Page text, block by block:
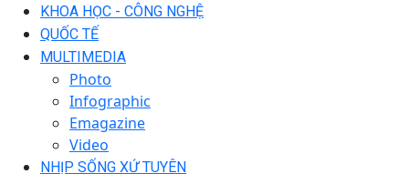
KHOA HỌC - CÔNG NGHỆ
QUỐC TẾ
MULTIMEDIA
Photo
Infographic
Emagazine
Video
NHỊP SỐNG XỨ TUYÊN